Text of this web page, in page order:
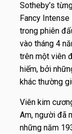
Sotheby’s
Fancy
trong phiên
vào tháng 4
trên một viên
hiếm, bởi
khác thường
Viên kim
Am, người đã
những năm